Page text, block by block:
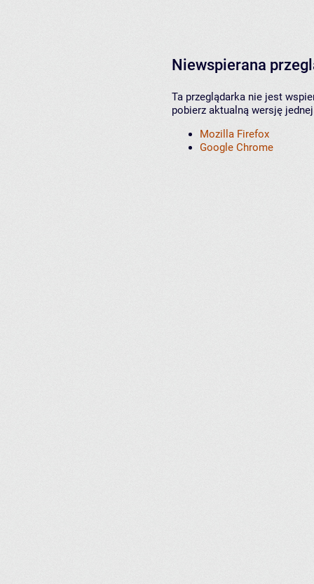
Niewspierana
Ta przeglądarka nie jest
pobierz aktualną wersję
Mozilla Firefox
Google Chrome